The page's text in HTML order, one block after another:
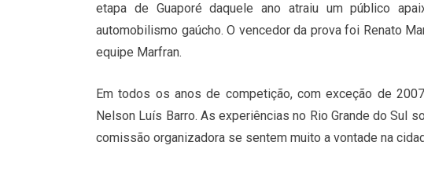
etapa de Guaporé daquele ano atraiu um público
automobilismo gaúcho. O vencedor da prova foi Renato
equipe Marfran.
Em todos os anos de competição, com exceção de
Nelson Luís Barro. As experiências no Rio Grande do Sul
comissão organizadora se sentem muito a vontade na